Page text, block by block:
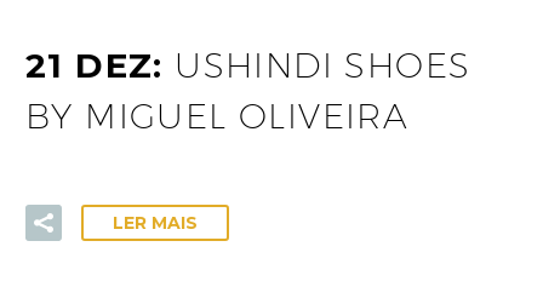
21 DEZ: USHINDI SHOES
BY MIGUEL OLIVEIRA
LER MAIS